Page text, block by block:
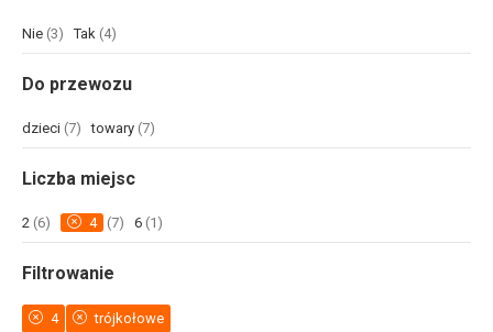
Nie (3) Tak (4)
Do przewozu
dzieci (7) towary (7)
Liczba miejsc
2 (6) 4 (7) 6 (1)
Filtrowanie
4 trójkołowe